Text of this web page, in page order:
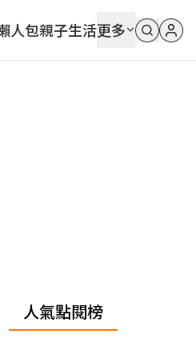
人包親子生活更多
人氣點閱榜